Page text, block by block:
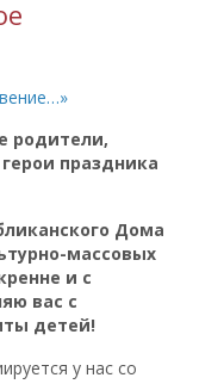
родители,
праздника
Дома
массовых
и с
вас с
детей!
у нас со